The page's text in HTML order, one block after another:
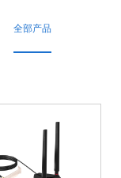
全部产品